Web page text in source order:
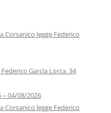
Corsanico legge Federico
Garcìa Lorca. 34
– 04/08/2026
Corsanico legge Federico